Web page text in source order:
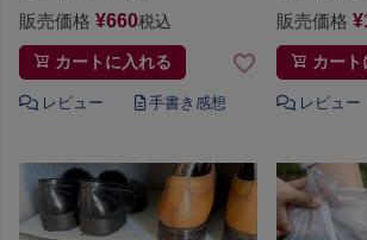
販売価格 ¥660税込
カートに入れる
販売価格 ¥
カート